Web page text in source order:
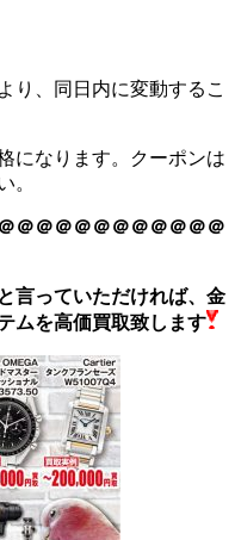
り、同日内に変動するこ
になります。クーポンは
。
＠＠＠＠＠＠＠＠＠＠＠
言っていただければ、金
ムを高価買取致します